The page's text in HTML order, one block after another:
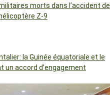
morts dans l’accident de
hélicoptère Z-9
la Guinée équatoriale et le
un accord d’engagement